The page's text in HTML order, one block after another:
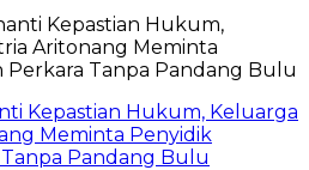
Kepastian Hukum, Keluarga
Meminta Penyidik
Pandang Bulu